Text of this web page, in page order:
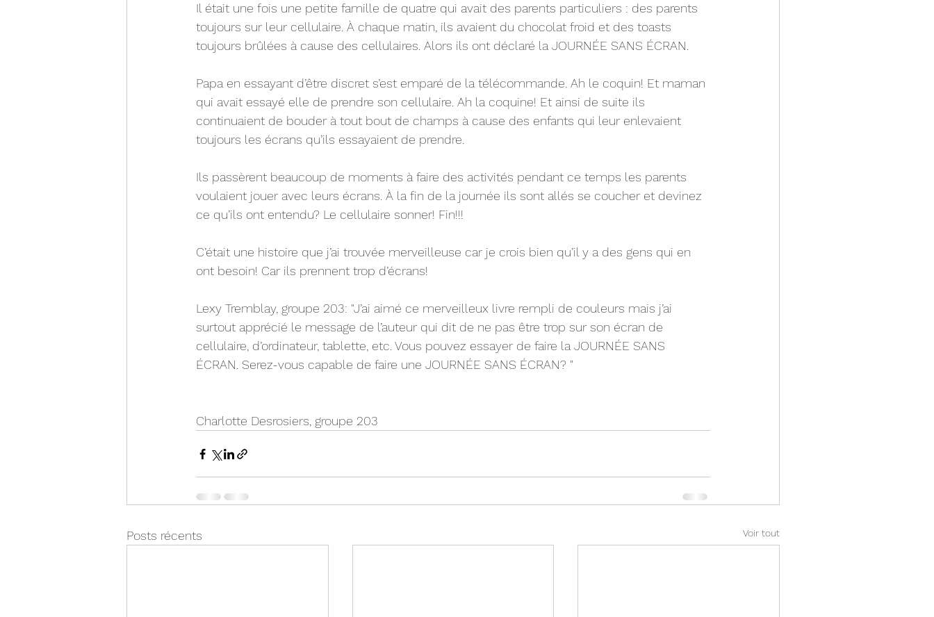
Il était une fois une petite famille de quatre qui avait des parents particuliers : des parents
toujours sur leur cellulaire. À chaque matin, ils avaient du chocolat froid et des toasts
toujours brûlées à cause des cellulaires. Alors ils ont déclaré la JOURNÉE SANS ÉCRAN.
Papa en essayant d’être discret s’est emparé de la télécommande. Ah le coquin! Et maman
qui avait essayé elle de prendre son cellulaire. Ah la coquine! Et ainsi de suite ils
continuaient de bouder à tout bout de champs à cause des enfants qui leur enlevaient
toujours les écrans qu’ils essayaient de prendre.
Ils passèrent beaucoup de moments à faire des activités pendant ce temps les parents
voulaient jouer avec leurs écrans. À la fin de la journée ils sont allés se coucher et devinez
ce qu’ils ont entendu? Le cellulaire sonner! Fin!!!
C’était une histoire que j’ai trouvée merveilleuse car je crois bien qu’il y a des gens qui en
ont besoin! Car ils prennent trop d’écrans!
Lexy Tremblay, groupe 203: "J’ai aimé ce merveilleux livre rempli de couleurs mais j’ai
surtout apprécié le message de l’auteur qui dit de ne pas être trop sur son écran de
cellulaire, d’ordinateur, tablette, etc. Vous pouvez essayer de faire la JOURNÉE SANS
ÉCRAN. Serez-vous capable de faire une JOURNÉE SANS ÉCRAN? "
Charlotte Desrosiers, groupe 203
Posts récents Voir tout